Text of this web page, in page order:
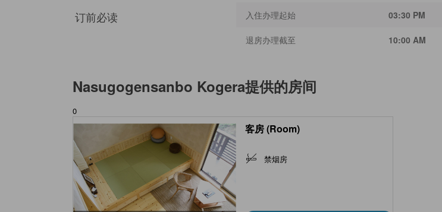
订前必读 入住办理起始 03:30 PM
退房办理截至 10:00 AM
Nasugogensanbo Kogera提供的房间
0
客房 (Room)
禁烟房